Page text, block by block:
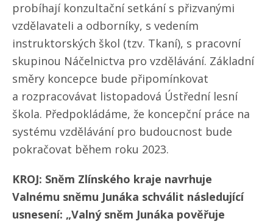
probíhají konzultační setkání s přizvanými
vzdělavateli a odborníky, s vedením
instruktorských škol (tzv. Tkaní), s pracovní
skupinou Náčelnictva pro vzdělávání. Základní
směry koncepce bude připomínkovat
a rozpracovávat listopadová Ústřední lesní
škola. Předpokládáme, že koncepční práce na
systému vzdělávání pro budoucnost bude
pokračovat během roku 2023.
KROJ: Sněm Zlínského kraje navrhuje
Valnému sněmu Junáka schválit následující
usnesení: „Valný sněm Junáka pověřuje